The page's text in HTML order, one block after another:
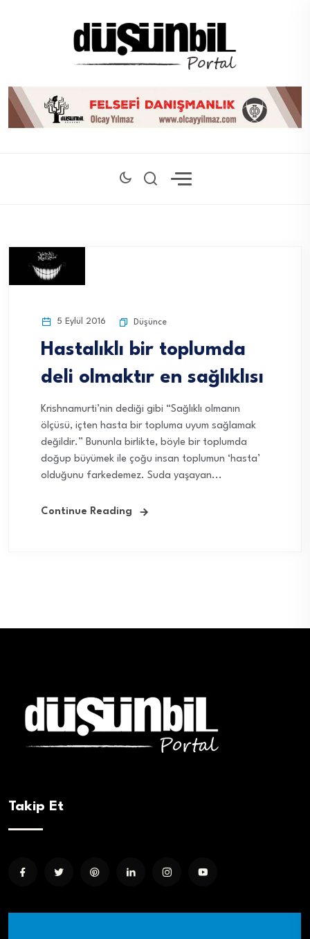
5 Eylül 2016 Düşünce
Hastalıklı bir toplumda
deli olmaktır en sağlıklısı
Krishnamurti’nin dediği gibi “Sağlıklı olmanın
ölçüsü, içten hasta bir topluma uyum sağlamak
değildir.” Bununla birlikte, böyle bir toplumda
doğup büyümek ile çoğu insan toplumun ‘hasta’
olduğunu farkedemez. Suda yaşayan...
Continue Reading
Takip Et